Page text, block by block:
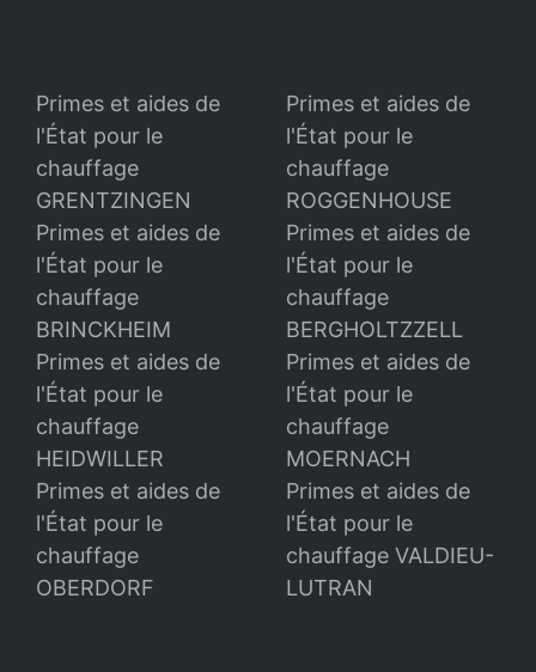
Primes et aides de
l'État pour le
chauffage
GRENTZINGEN
Primes et aides de
l'État pour le
chauffage
ROGGENHOUSE
Primes et aides de
l'État pour le
chauffage
BRINCKHEIM
Primes et aides de
l'État pour le
chauffage
BERGHOLTZZELL
Primes et aides de
l'État pour le
chauffage
HEIDWILLER
Primes et aides de
l'État pour le
chauffage
MOERNACH
Primes et aides de
l'État pour le
chauffage
OBERDORF
Primes et aides de
l'État pour le
chauffage VALDIEU-
LUTRAN